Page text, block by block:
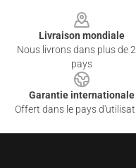
Livraison mondiale
Nous livrons dans plus de
pays
Garantie internationale
Offert dans le pays